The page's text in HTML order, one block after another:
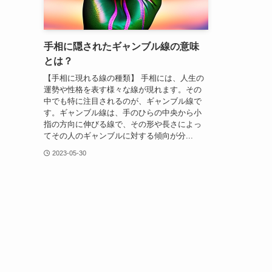
手相に隠されたギャンブル線の意味
とは？
【手相に現れる線の種類】 手相には、人生の
運勢や性格を表す様々な線が現れます。その
中でも特に注目されるのが、ギャンブル線で
す。ギャンブル線は、手のひらの中央から小
指の方向に伸びる線で、その形や長さによっ
てその人のギャンブルに対する傾向が分...
2023-05-30